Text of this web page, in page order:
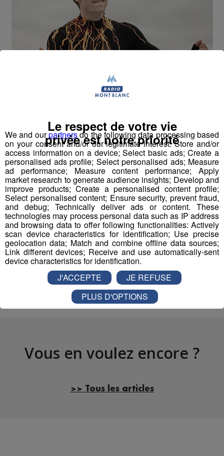
Il a été champion du monde de patinage artistique en
2007 à Tokyo, trois fois champion d’Europe mais aussi
patinoire de la Grenette de Sallanches ce vendredi 23
décembre à partir de 14h. Au programme: Exhibition,
cours de patinage ou encore séance d'autographes:
mp3
Partager sur Facebook
Partager sur Twitter
Vous en voulez encore ?
>> Tous les articles
We and ourpartnersdo the following data processing based
on your consent and/or our legitimate interest: Store and/or
access information on a device; Select basic ads; Create a
personalised ads profile; Select personalised ads; Measure
ad performance; Measure content performance; Apply
market research to generate audience insights; Develop and
improve products; Create a personalised content profile;
Select personalised content; Ensure security, prevent fraud,
and debug; Technically deliver ads or content. These
technologies may process personal data such as IP address
and browsing data to offer following functionalities: Actively
scan device characteristics for identification; Use precise
geolocation data; Match and combine offline data sources;
Link different devices; Receive and use automatically-sent
device characteristics for identification.
Le respect de votre vie
privée est notre priorité
J'ACCEPTE
JE REFUSE
PLUS D'OPTIONS